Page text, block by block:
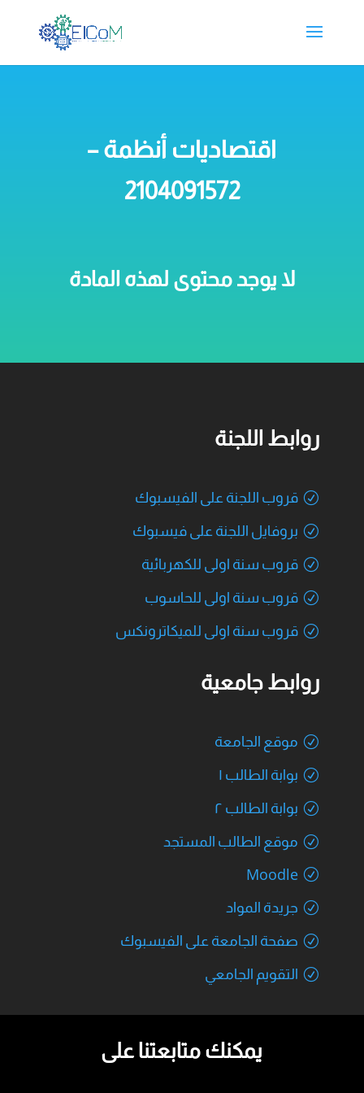
اقتصاديات أنظمة –
2104091572
لا يوجد محتوى لهذه المادة
قروب اللجنة على الفيسبوك
بروفايل اللجنة على فيسبوك
قروب سنة اولى للكهربائية
قروب سنة اولى للحاسوب
قروب سنة اولى للميكاترونكس
موقع الجامعة
بوابة الطالب ١
بوابة الطالب ٢
موقع الطالب المستجد
Moodle
جريدة المواد
صفحة الجامعة على الفيسبوك
التقويم الجامعي
يمكنك متابعتنا على